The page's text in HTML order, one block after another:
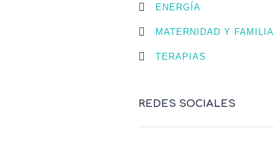
ENERGÍA
MATERNIDAD Y FAMILIA
TERAPIAS
REDES SOCIALES